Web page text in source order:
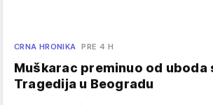
CRNA HRONIKA PRE 4 H
Muškarac preminuo od uboda
Tragedija u Beogradu